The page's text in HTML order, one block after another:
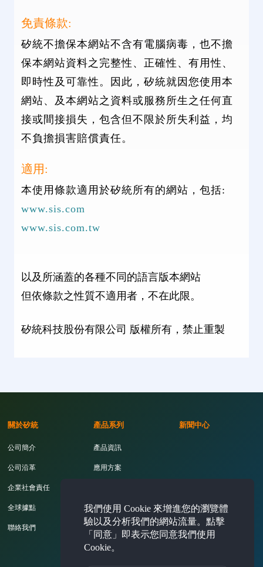
免責條款:
矽統不擔保本網站不含有電腦病毒，也不擔
保本網站資料之完整性、正確性、有用性、
即時性及可靠性。因此，矽統就因您使用本
網站、及本網站之資料或服務所生之任何直
接或間接損失，包含但不限於所失利益，均
不負擔損害賠償責任。
適用:
本使用條款適用於矽統所有的網站，包括:
www.sis.com
www.sis.com.tw
以及所涵蓋的各種不同的語言版本網站
但依條款之性質不適用者，不在此限。
矽統科技股份有限公司 版權所有，禁止重製
關於矽統
公司簡介
公司沿革
企業社會責任
全球據點
聯絡我們
產品系列
產品資訊
應用方案
新聞中心
我們使用 Cookie 來增進您的瀏覽體
驗以及分析我們的網站流量。點擊
「同意」即表示您同意我們使用
Cookie。